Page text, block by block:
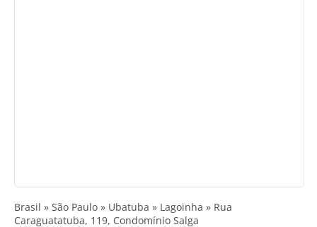
Brasil » São Paulo » Ubatuba » Lagoinha » Rua
Caraguatatuba, 119, Condomínio Salga